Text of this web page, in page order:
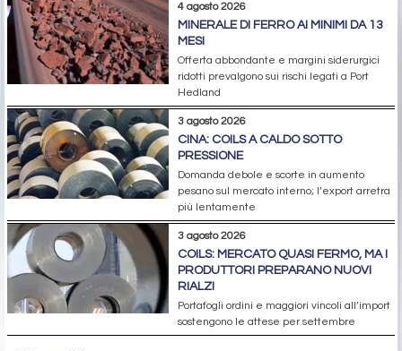
4 agosto 2026
MINERALE DI FERRO AI MINIMI DA 13
MESI
Offerta abbondante e margini siderurgici
ridotti prevalgono sui rischi legati a Port
Hedland
3 agosto 2026
CINA: COILS A CALDO SOTTO
PRESSIONE
Domanda debole e scorte in aumento
pesano sul mercato interno; l’export arretra
più lentamente
3 agosto 2026
COILS: MERCATO QUASI FERMO, MA I
PRODUTTORI PREPARANO NUOVI
RIALZI
Portafogli ordini e maggiori vincoli all’import
sostengono le attese per settembre